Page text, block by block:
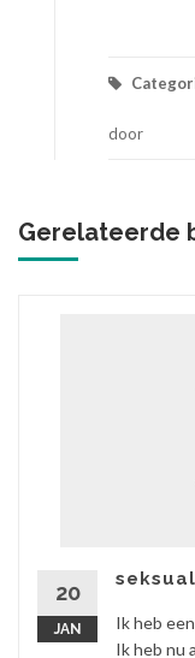
door
Gerelateerde
20
JAN
Ik heb
Ik heb nu